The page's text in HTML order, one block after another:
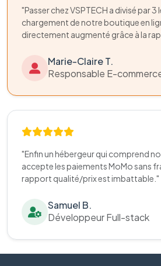
"Passer chez VSPTECH a divisé par 3
chargement de notre boutique en
directement augmenté grâce à la
Marie-Claire T.
Responsable E-
"Enfin un hébergeur qui comprend
accepte les paiements MoMo sans
rapport qualité/prix est imbattable."
Samuel B.
Développeur Full-stack